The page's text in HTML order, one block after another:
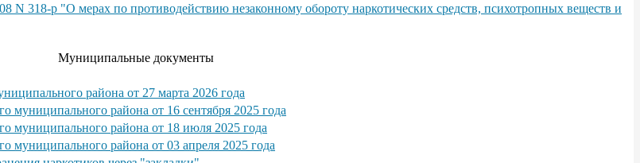
N 318-р "О мерах по противодействию незаконному обороту наркотических средств, психотропных веществ и
Муниципальные документы
района от 27 марта 2026 года
муниципального района от 16 сентября 2025 года
муниципального района от 18 июля 2025 года
муниципального района от 03 апреля 2025 года